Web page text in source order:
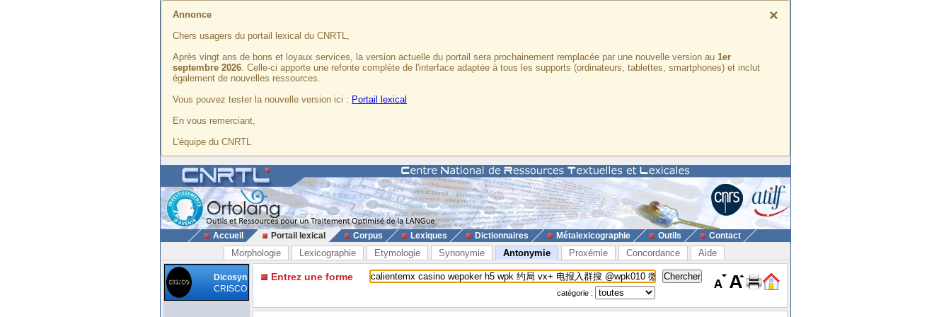
×
Annonce
Chers usagers du portail lexical du CNRTL,
Après vingt ans de bons et loyaux services, la version actuelle du portail sera prochainement remplacée par une nouvelle version au 1er
septembre 2026. Celle-ci apporte une refonte complète de l'interface adaptée à tous les supports (ordinateurs, tablettes, smartphones) et inclut
également de nouvelles ressources.
Vous pouvez tester la nouvelle version ici : Portail lexical
En vous remerciant,
L'équipe du CNRTL
Accueil Portail lexical Corpus Lexiques Dictionnaires Métalexicographie Outils Contact
Morphologie Lexicographie Etymologie Synonymie Antonymie Proxémie Concordance Aide
Dicosyn
CRISCO
Entrez une forme
catégorie :